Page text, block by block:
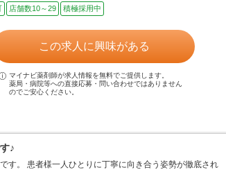
店舗数10～29 積極採用中
この求人に興味がある
マイナビ薬剤師が求人情報を無料でご提供します。
薬局・病院等への直接応募・問い合わせではありません
のでご安心ください。
♪
す。 患者様一人ひとりに丁寧に向き合う姿勢が徹底され